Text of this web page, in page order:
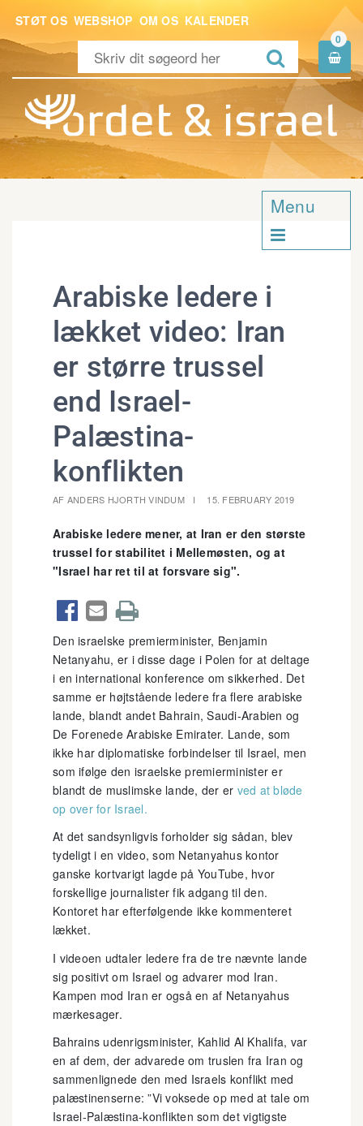
STØT OS WEBSHOP OM OS KALENDER

0

Menu

Arabiske ledere i
lækket video: Iran
er større trussel
end Israel-
Palæstina-
konflikten
AF ANDERS HJORTH VINDUM 15. FEBRUARY 2019
Arabiske ledere mener, at Iran er den største
trussel for stabilitet i Mellemøsten, og at
"Israel har ret til at forsvare sig".
  
Den israelske premierminister, Benjamin
Netanyahu, er i disse dage i Polen for at deltage
i en international konference om sikkerhed. Det
samme er højtstående ledere fra flere arabiske
lande, blandt andet Bahrain, Saudi-Arabien og
De Forenede Arabiske Emirater. Lande, som
ikke har diplomatiske forbindelser til Israel, men
som ifølge den israelske premierminister er
blandt de muslimske lande, der er ved at bløde
op over for Israel.
At det sandsynligvis forholder sig sådan, blev
tydeligt i en video, som Netanyahus kontor
ganske kortvarigt lagde på YouTube, hvor
forskellige journalister fik adgang til den.
Kontoret har efterfølgende ikke kommenteret
lækket.
I videoen udtaler ledere fra de tre nævnte lande
sig positivt om Israel og advarer mod Iran.
Kampen mod Iran er også en af Netanyahus
mærkesager.
Bahrains udenrigsminister, Kahlid Al Khalifa, var
en af dem, der advarede om truslen fra Iran og
sammenlignede den med Israels konflikt med
palæstinenserne: ”Vi voksede op med at tale om
Israel-Palæstina-konflikten som det vigtigste